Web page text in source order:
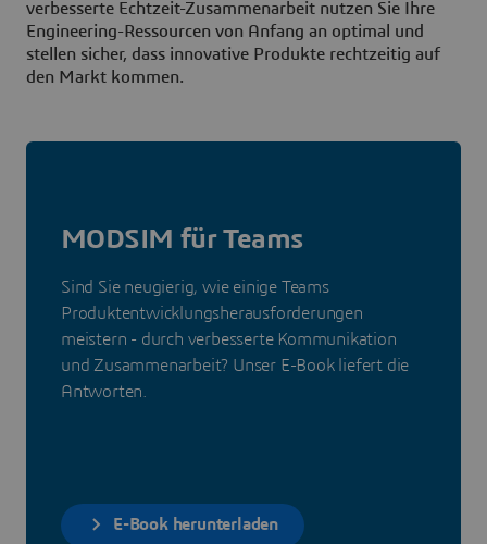
verbesserte Echtzeit-Zusammenarbeit nutzen Sie Ihre
Engineering-Ressourcen von Anfang an optimal und
stellen sicher, dass innovative Produkte rechtzeitig auf
den Markt kommen.
MODSIM für Teams
Sind Sie neugierig, wie einige Teams
Produktentwicklungsherausforderungen
meistern - durch verbesserte Kommunikation
und Zusammenarbeit? Unser E-Book liefert die
Antworten.
E-Book herunterladen